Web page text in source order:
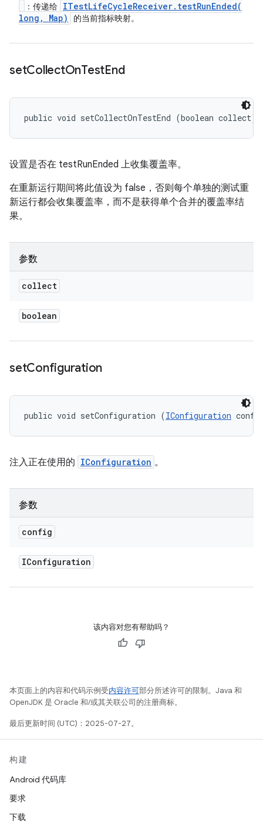
：传递给 ITestLifeCycleReceiver. testRunEnded(
long , Map) 的当前指标映射。
setCollectOnTestEnd
public void setCollectOnTestEnd (boolean collect)
设置是否在 testRunEnded 上收集覆盖率。
在重新运行期间将此值设为 false，否则每个单独的测试重
新运行都会收集覆盖率，而不是获得单个合并的覆盖率结
果。
参数
collect
boolean
setConfiguration
public void setConfiguration (IConfiguration
注入正在使用的 IConfiguration 。
参数
config
IConfiguration
该内容对您有帮助吗？
本页面上的内容和代码示例受内容许可部分所述许可的限制。Java 和
OpenJDK 是 Oracle 和/或其关联公司的注册商标。
最后更新时间 (UTC)：2025-07-27。
构建
Android 代码库
要求
下载